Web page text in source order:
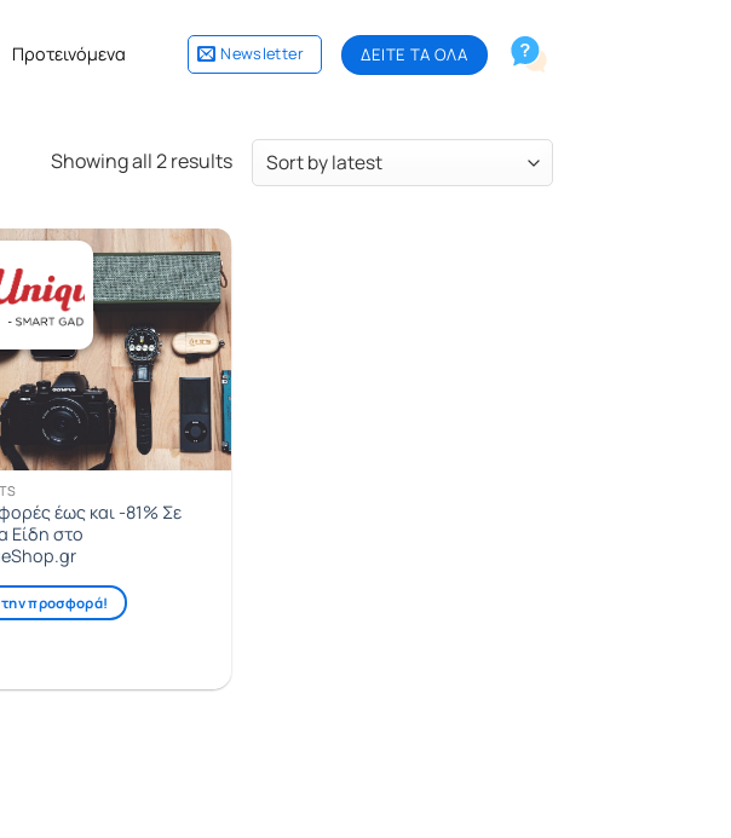
Προτεινόμενα Newsletter ΔΕΙΤΕ ΤΑ ΟΛΑ
Showing all 2 results
έως και -81% Σε
Είδη στο
προσφορά!